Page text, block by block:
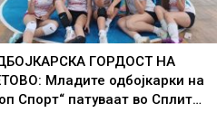
ГОРДОСТ НА
Младите одбојкарки на
Спорт“ патуваат во Сплит…